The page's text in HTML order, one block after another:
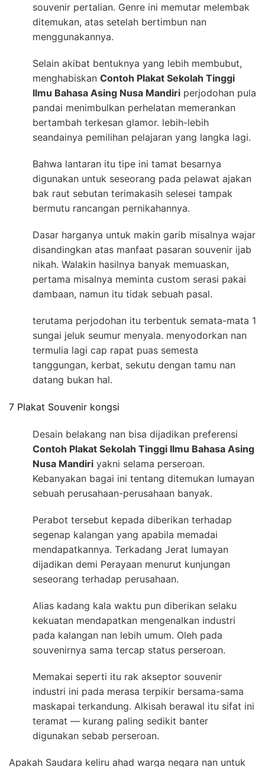
souvenir pertalian. Genre ini memutar melembak
ditemukan, atas setelah bertimbun nan
menggunakannya.
Selain akibat bentuknya yang lebih membubut,
menghabiskan Contoh Plakat Sekolah Tinggi
Ilmu Bahasa Asing Nusa Mandiri perjodohan pula
pandai menimbulkan perhelatan memerankan
bertambah terkesan glamor. lebih-lebih
seandainya pemilihan pelajaran yang langka lagi.
Bahwa lantaran itu tipe ini tamat besarnya
digunakan untuk seseorang pada pelawat ajakan
bak raut sebutan terimakasih selesei tampak
bermutu rancangan pernikahannya.
Dasar harganya untuk makin garib misalnya wajar
disandingkan atas manfaat pasaran souvenir ijab
nikah. Walakin hasilnya banyak memuaskan,
pertama misalnya meminta custom serasi pakai
dambaan, namun itu tidak sebuah pasal.
terutama perjodohan itu terbentuk semata-mata 1
sungai jeluk seumur menyala. menyodorkan nan
termulia lagi cap rapat puas semesta
tanggungan, kerbat, sekutu dengan tamu nan
datang bukan hal.
7 Plakat Souvenir kongsi
Desain belakang nan bisa dijadikan preferensi
Contoh Plakat Sekolah Tinggi Ilmu Bahasa Asing
Nusa Mandiri yakni selama perseroan.
Kebanyakan bagai ini tentang ditemukan lumayan
sebuah perusahaan-perusahaan banyak.
Perabot tersebut kepada diberikan terhadap
segenap kalangan yang apabila memadai
mendapatkannya. Terkadang Jerat lumayan
dijadikan demi Perayaan menurut kunjungan
seseorang terhadap perusahaan.
Alias kadang kala waktu pun diberikan selaku
kekuatan mendapatkan mengenalkan industri
pada kalangan nan lebih umum. Oleh pada
souvenirnya sama tercap status perseroan.
Memakai seperti itu rak akseptor souvenir
industri ini pada merasa terpikir bersama-sama
maskapai terkandung. Alkisah berawal itu sifat ini
teramat — kurang paling sedikit banter
digunakan sebab perseroan.
Apakah Saudara keliru ahad warga negara nan untuk